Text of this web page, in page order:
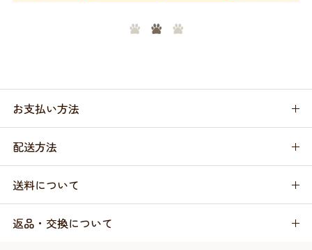
お支払い方法
配送方法
送料について
返品・交換について